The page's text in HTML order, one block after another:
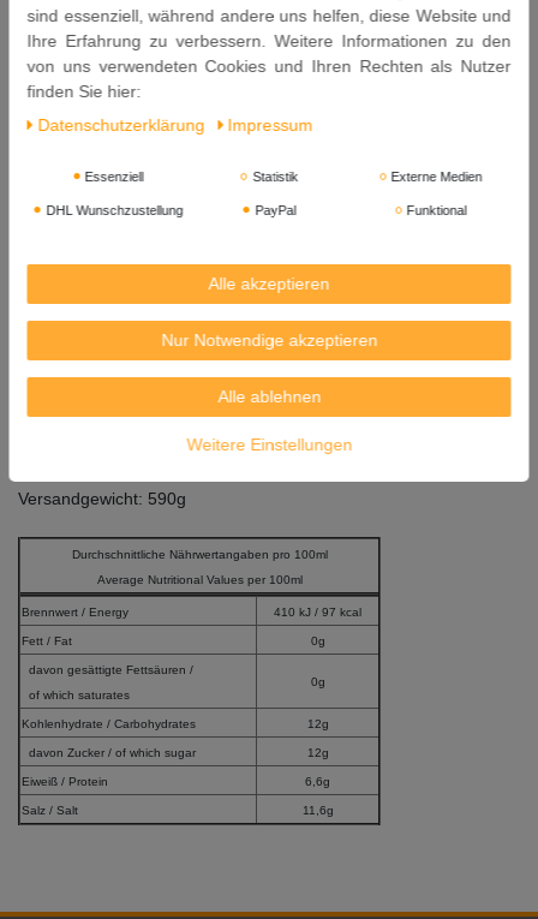
Speisesalz, Gewürzextrakte, Zwiebelpulver, Knoblauchpulver.
Allergene: Soja, Weizen, Sulfite.
Nach dem Öffnen im Kühlschrank aufbewahren.
Inhalt: 250 ml
Mindestens Haltbar bis: 19. 12. 2027
Herkunft: Niederlande
Gebraut von: KIKKOMAN FOODS EUROPE B.V. Niederlande
Vertrieb für Europa:
KIKKOMAN TRADING EUROPE GmbH
Theodorstraße 293
40472 Düsseldorf, Deutschland.
Versandgewicht: 590g
Durchschnittliche Nährwertangaben pro 100ml
Average Nutritional Values per 100ml
Brennwert / Energy 410 kJ / 97 kcal
Fett / Fat 0g
davon gesättigte Fettsäuren /
of which saturates
0g
Kohlenhydrate / Carbohydrates 12g
davon Zucker / of which sugar 12g
Eiweiß / Protein 6,6g
Salz / Salt 11,6g
sind essenziell, während andere uns helfen, diese Website und
Ihre Erfahrung zu verbessern. Weitere Informationen zu den
von uns verwendeten Cookies und Ihren Rechten als Nutzer
finden Sie hier:
Daten­schutz­erklärung
Impressum
Essenziell Statistik Externe Medien
DHL Wunschzustellung PayPal Funktional
Alle akzeptieren
Nur Notwendige akzeptieren
Alle ablehnen
Weitere Einstellungen